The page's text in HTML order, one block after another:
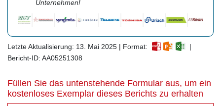
Unternehmen!
Letzte Aktualisierung: 13. Mai 2025 | Format:
|
Bericht-ID: AA05251308
Füllen Sie das untenstehende Formular aus, um ein
kostenloses Exemplar dieses Berichts zu erhalten